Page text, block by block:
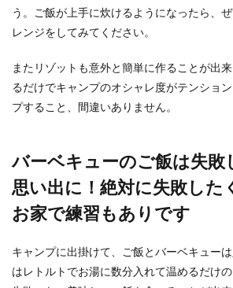
う。ご飯が上手に炊けるようになったら、
レンジをしてみてください。
またリゾットも意外と簡単に作ることが出
るだけでキャンプのオシャレ度がテンショ
プすること、間違いありません。
バーベキューのご飯は失敗
思い出に！絶対に失敗した
お家で練習もありです
キャンプに出掛けて、ご飯とバーベキュー
はレトルトでお湯に数分入れて温めるだけ